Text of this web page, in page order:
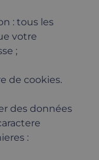
: tous les
votre
;
de cookies.
des données
: